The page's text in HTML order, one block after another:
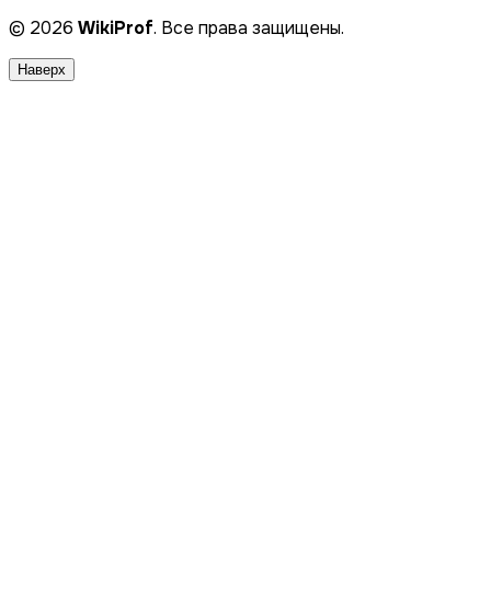
© 2026 WikiProf. Все права защищены.
Наверх